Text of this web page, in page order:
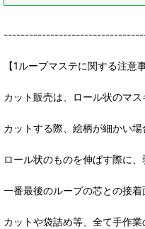
【1ループマステに関する注意事
カット販売は、ロール状のマ
カットする際、絵柄が細かい
ロール状のものを伸ばす際に
一番最後のループの芯との接
カットや袋詰め等、全て手作